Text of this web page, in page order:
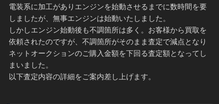
電装系に加工がありエンジンを始動させるまでに数時間を要
しましたが、無事エンジンは始動いたしました。
しかしエンジン始動後も不調箇所は多く。お客様から買取を
依頼されたのですが、不調箇所がそのまま査定で減点となり
ネットオークションのご購入金額を下回る査定額となってし
まいました。
以下査定内容の詳細をご案内差し上げます。